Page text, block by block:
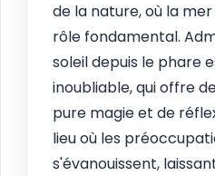
de la nature, où la
rôle fondamental.
soleil depuis le phare
inoubliable, qui offre
pure magie et de
lieu où les
s'évanouissent,